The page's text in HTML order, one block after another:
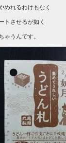
めれるわけもなく
トさせるが如く
ゃうんです。